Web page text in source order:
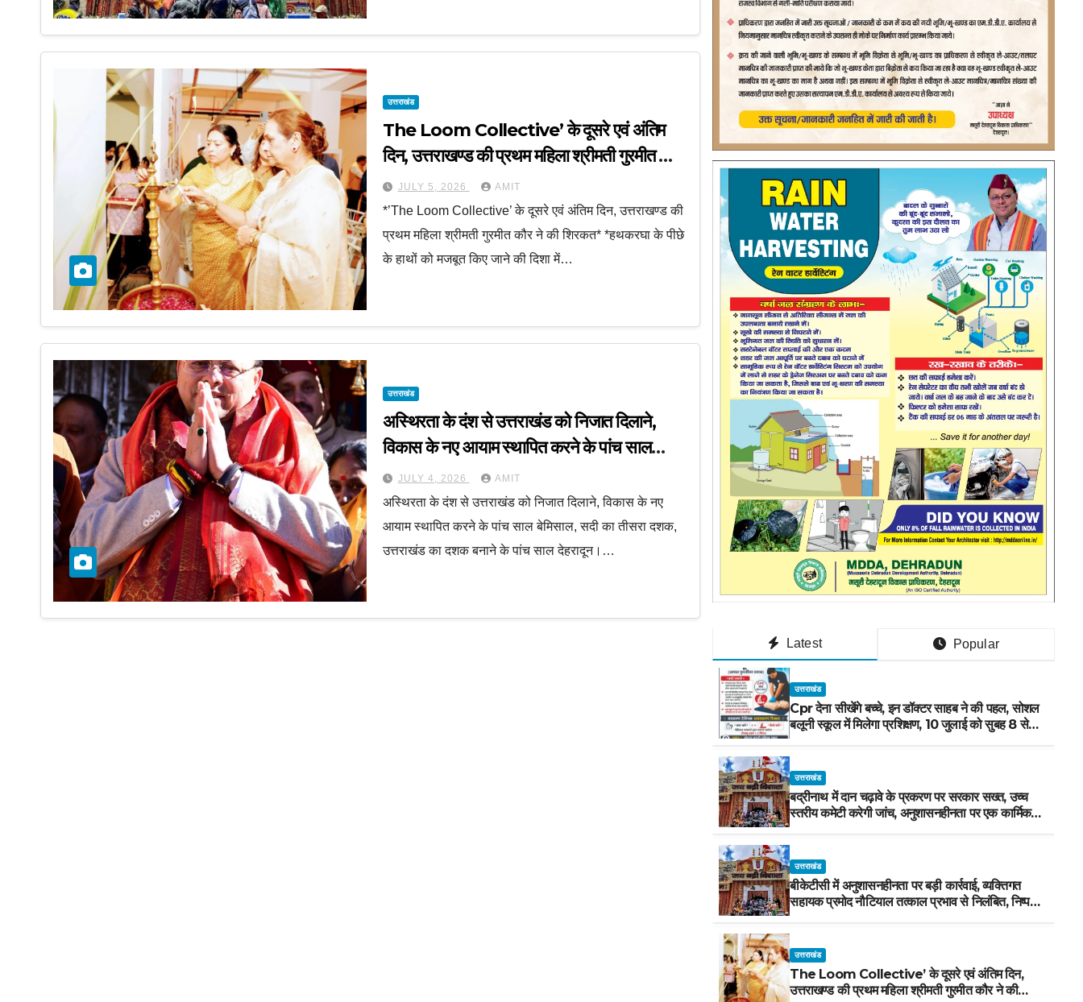
उत्तराखंड
The Loom Collective’ के दूसरे एवं अंतिम
दिन, उत्तराखण्ड की प्रथम महिला श्रीमती गुरमीत कौर
ने की शिरकत
JULY 5, 2026 AMIT
*’The Loom Collective’ के दूसरे एवं अंतिम दिन, उत्तराखण्ड की
प्रथम महिला श्रीमती गुरमीत कौर ने की शिरकत* *हथकरघा के पीछे
के हाथों को मजबूत किए जाने की दिशा में…
उत्तराखंड
अस्थिरता के दंश से उत्तराखंड को निजात दिलाने,
विकास के नए आयाम स्थापित करने के पांच साल
बेमिसाल, सदी का तीसरा दशक, उत्तराखंड का दशक
बनाने के पांच साल
JULY 4, 2026 AMIT
अस्थिरता के दंश से उत्तराखंड को निजात दिलाने, विकास के नए
आयाम स्थापित करने के पांच साल बेमिसाल, सदी का तीसरा दशक,
उत्तराखंड का दशक बनाने के पांच साल देहरादून।…
Latest Popular
उत्तराखंड
Cpr देना सीखेंगे बच्चे, इन डॉक्टर साहब ने की पहल, सोशल
बलूनी स्कूल में मिलेगा प्रशिक्षण, 10 जुलाई को सुबह 8 से
उत्तराखंड
बद्रीनाथ में दान चढ़ावे के प्रकरण पर सरकार सख्त, उच्च
स्तरीय कमेटी करेगी जांच, अनुशासनहीनता पर एक कार्मिक
उत्तराखंड
बीकेटीसी में अनुशासनहीनता पर बड़ी कार्रवाई, व्यक्तिगत
सहायक प्रमोद नौटियाल तत्काल प्रभाव से निलंबित, निष्पक्ष
उत्तराखंड
The Loom Collective’ के दूसरे एवं अंतिम दिन,
उत्तराखण्ड की प्रथम महिला श्रीमती गुरमीत कौर ने की